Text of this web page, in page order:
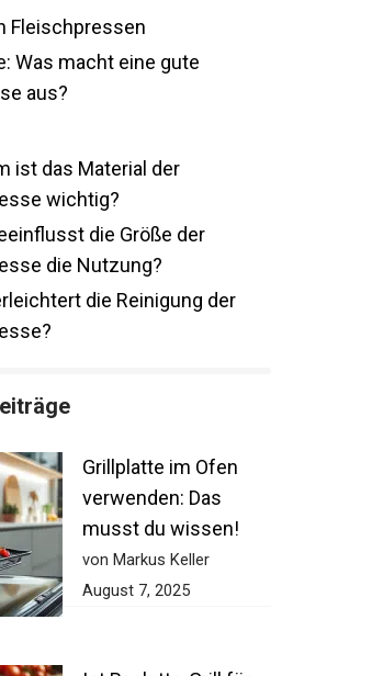
Fleischpressen
Was macht eine gute
aus?
ist das Material der
wichtig?
die Größe der
die Nutzung?
die Reinigung der
Grillplatte im Ofen
verwenden: Das
musst du wissen!
von Markus Keller
August 7, 2025